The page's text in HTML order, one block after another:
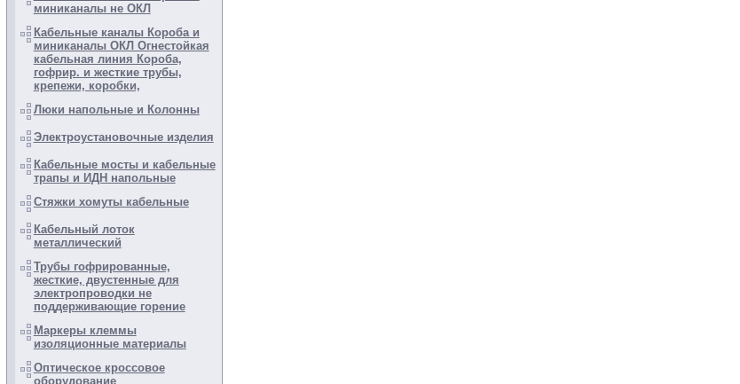
миниканалы не ОКЛ
Кабельные каналы Короба и
миниканалы ОКЛ Огнестойкая
кабельная линия Короба,
гофрир. и жесткие трубы,
крепежи, коробки,
Люки напольные и Колонны
Электроустановочные изделия
Кабельные мосты и кабельные
трапы и ИДН напольные
Стяжки хомуты кабельные
Кабельный лоток
металлический
Трубы гофрированные,
жесткие, двустенные для
электропроводки не
поддерживающие горение
Маркеры клеммы
изоляционные материалы
Оптическое кроссовое
оборудование